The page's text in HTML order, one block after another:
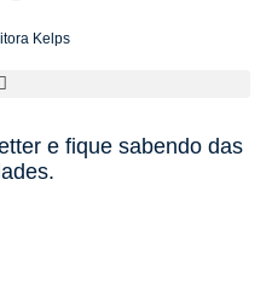
Kelps
e fique sabendo das